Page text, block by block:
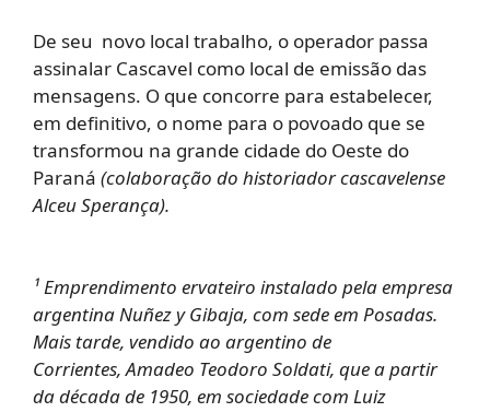
De seu novo local trabalho, o operador passa
assinalar Cascavel como local de emissão das
mensagens. O que concorre para estabelecer,
em definitivo, o nome para o povoado que se
transformou na grande cidade do Oeste do
Paraná (colaboração do historiador cascavelense
Alceu Sperança).
¹ Emprendimento ervateiro instalado pela empresa
argentina Nuñez y Gibaja, com sede em Posadas.
Mais tarde, vendido ao argentino de
Corrientes, Amadeo Teodoro Soldati, que a partir
da década de 1950, em sociedade com Luiz